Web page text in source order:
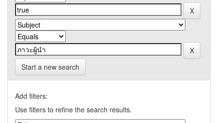
Start a new search
Add filters:
Use filters to refine the search results.